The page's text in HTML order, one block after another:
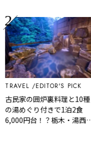
TRAVEL EDITOR'S PICK
古民家の囲炉裏料理と10種
の湯めぐり付きで1泊2食
6,000円台！？栃木・湯西川